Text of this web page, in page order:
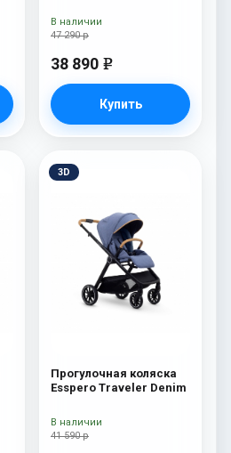
47 290 р
38 890 e
Купить
В наличии
3D
Прогулочная коляска
Esspero Traveler Denim
41 590 р
В наличии